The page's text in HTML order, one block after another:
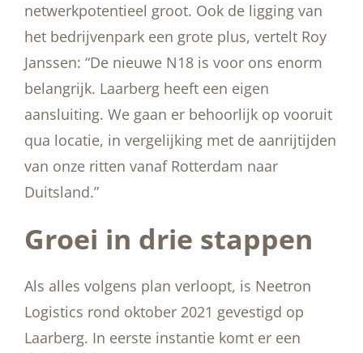
netwerkpotentieel groot. Ook de ligging van
het bedrijvenpark een grote plus, vertelt Roy
Janssen: “De nieuwe N18 is voor ons enorm
belangrijk. Laarberg heeft een eigen
aansluiting. We gaan er behoorlijk op vooruit
qua locatie, in vergelijking met de aanrijtijden
van onze ritten vanaf Rotterdam naar
Duitsland.”
Groei in drie stappen
Als alles volgens plan verloopt, is Neetron
Logistics rond oktober 2021 gevestigd op
Laarberg. In eerste instantie komt er een